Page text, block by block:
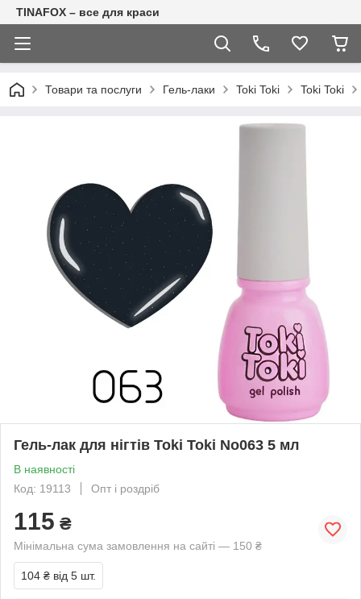
TINAFOX – все для краси
Товари та послуги Гель-лаки Toki Toki Toki Toki
Гель-лак для нігтів Toki Toki No063 5 мл
В наявності
Код: 19113
Опт і роздріб
115 ₴
Мінімальна сума замовлення на сайті — 150 ₴
104 ₴ від 5 шт.